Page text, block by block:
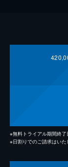
※無料トライアル期間終了
※日割りでのご請求はいた